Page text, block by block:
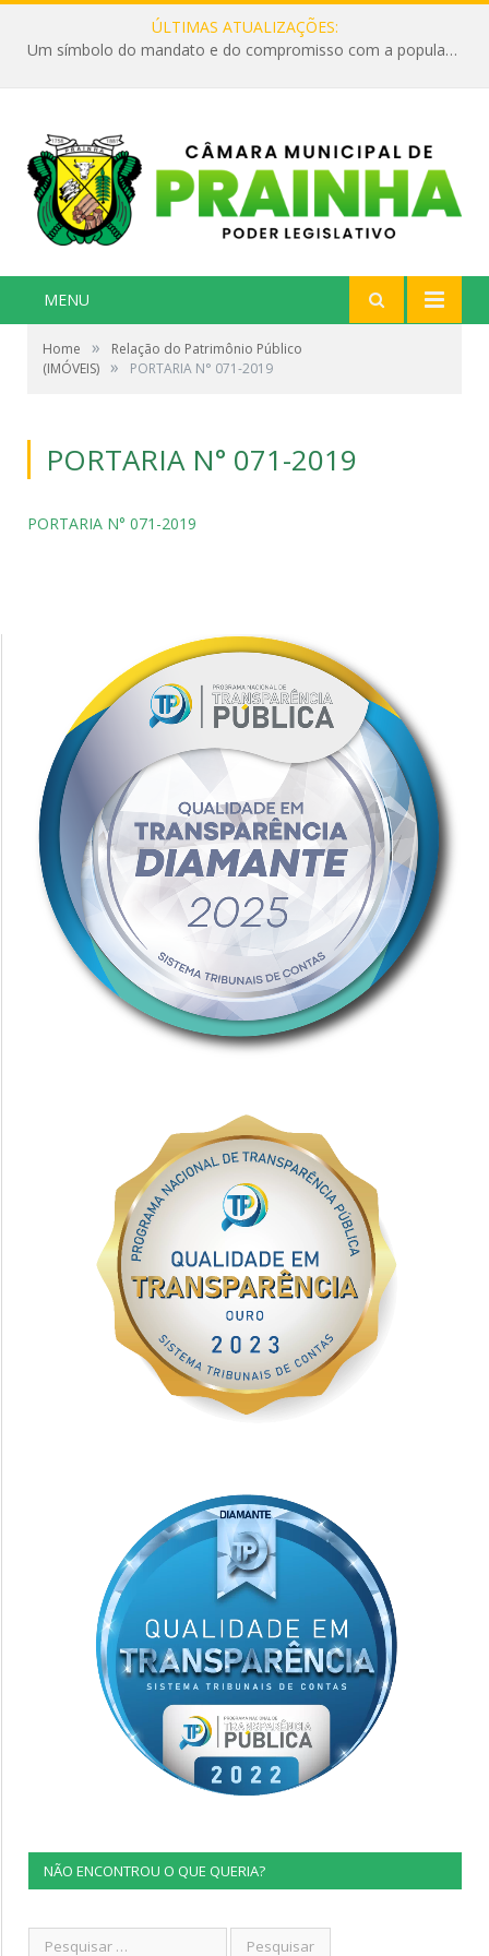
ÚLTIMAS ATUALIZAÇÕES:
Um símbolo do mandato e do compromisso com a população
MENU
Home »
Relação do Patrimônio Público
(IMÓVEIS) » PORTARIA N° 071-2019
PORTARIA N° 071-2019
PORTARIA N° 071-2019
NÃO ENCONTROU O QUE QUERIA?